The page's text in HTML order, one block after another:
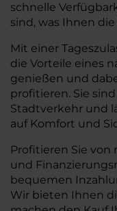
schnelle
sind, was Ihnen
Mit einer
die Vorteile eines
genießen und
profitieren. Sie
Stadtverkehr und
auf Komfort und
Profitieren Sie
und
bequemen
Wir bieten Ihnen